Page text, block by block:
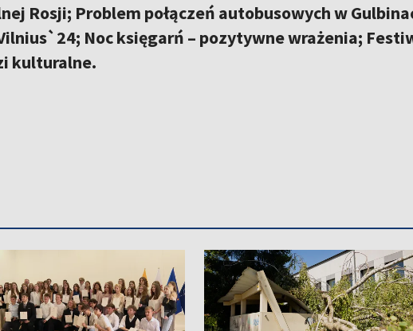
Rosji; Problem połączeń autobusowych w
Noc księgarń – pozytywne wrażenia;
kulturalne.